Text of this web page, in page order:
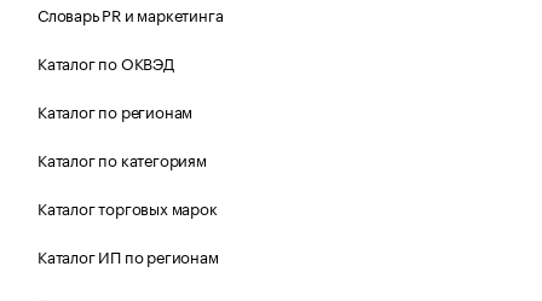
Словарь PR и маркетинга
Каталог по ОКВЭД
Каталог по регионам
Каталог по категориям
Каталог торговых марок
Каталог ИП по регионам